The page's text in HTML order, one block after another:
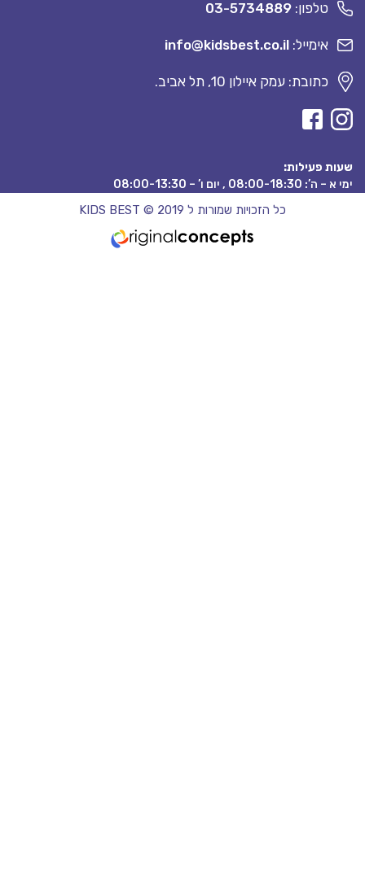
טלפון:03-5734889
אימייל:info@kidsbest.co.il
כתובת: עמק איילון 10, תל אביב.
פעילות:
18:30 , יום ו’ – 08:00-13:30
כל הזכויות שמורות ל KIDS BEST © 2019